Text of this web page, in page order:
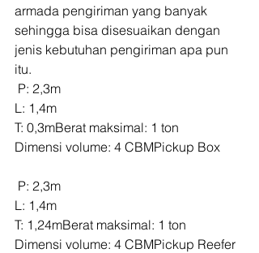
armada pengiriman yang banyak
sehingga bisa disesuaikan dengan
jenis kebutuhan pengiriman apa pun
itu.
P: 2,3m
L: 1,4m
T: 0,3mBerat maksimal: 1 ton
Dimensi volume: 4 CBMPickup Box
P: 2,3m
L: 1,4m
T: 1,24mBerat maksimal: 1 ton
Dimensi volume: 4 CBMPickup Reefer